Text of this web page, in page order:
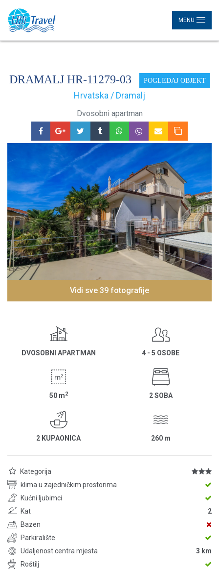
MENU
DRAMALJ HR-11279-03 POGLEDAJ OBJEKT
Hrvatska / Dramalj
Dvosobni apartman
Vidi sve 39 fotografije
DVOSOBNI APARTMAN 4 - 5 OSOBE
50 m2 2 SOBA
2 KUPAONICA 260 m
Kategorija
klima u zajedničkim prostorima
Kućni ljubimci
Kat
2
Bazen
Parkiralište
Udaljenost centra mjesta
3 km
Roštilj